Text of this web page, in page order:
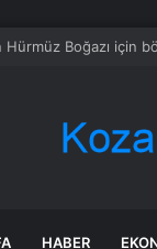
altın ne kadar oldu,
HABER